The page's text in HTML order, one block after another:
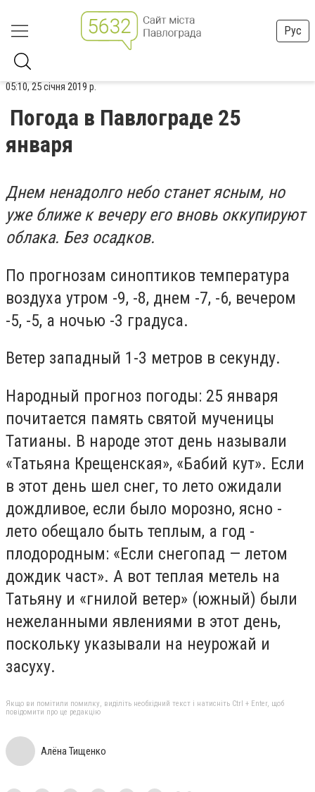
Рус
05:10, 25 січня 2019 р.
Погода в Павлограде 25
января
Днем ненадолго небо станет ясным, но
уже ближе к вечеру его вновь оккупируют
облака. Без осадков.
По прогнозам синоптиков температура
воздуха утром -9, -8, днем -7, -6, вечером
-5, -5, а ночью -3 градуса.
Ветер западный 1-3 метров в секунду.
Народный прогноз погоды: 25 января
почитается память святой мученицы
Татианы. В народе этот день называли
«Татьяна Крещенская», «Бабий кут». Если
в этот день шел снег, то лето ожидали
дождливое, если было морозно, ясно -
лето обещало быть теплым, а год -
плодородным: «Если снегопад — летом
дождик част». А вот теплая метель на
Татьяну и «гнилой ветер» (южный) были
нежеланными явлениями в этот день,
поскольку указывали на неурожай и
засуху.
Якщо ви помітили помилку, виділіть необхідний текст і натисніть Ctrl + Enter, щоб
повідомити про це редакцію
Алёна Тищенко